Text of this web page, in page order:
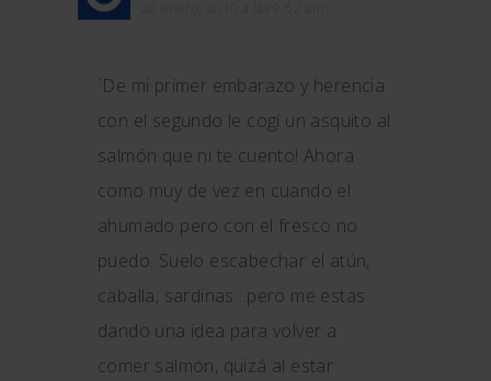
´De mi primer embarazo y herencia
con el segundo le cogí un asquito al
salmón que ni te cuento! Ahora
como muy de vez en cuando el
ahumado pero con el fresco no
puedo. Suelo escabechar el atún,
caballa, sardinas…pero me estas
dando una idea para volver a
comer salmón, quizá al estar